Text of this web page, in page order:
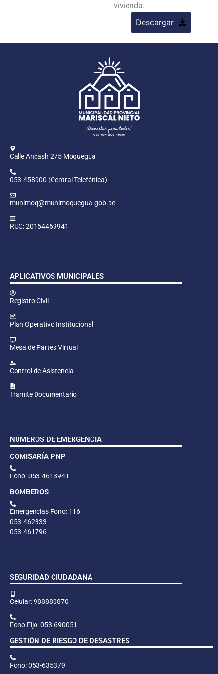
vivienda.
Descargar
Calle Ancash 275 Moquegua
053-458000 (Central Telefónica)
munimoq@munimoquegua.gob.pe
RUC: 20154469941
APLICATIVOS MUNICIPALES
Registro Civil
Plan Operativo Institucional
Mesa de Partes Virtual
Control de Asistencia
Trámite Documentario
NÚMEROS DE EMERGENCIA
COMISARÍA PNP
Fono: 053-4613941
BOMBEROS
Emergencias Fono: 116
053-462333
053-461796
SEGURIDAD CIUDADANA
Celular: 988880870
Fono Fijo: 053-690051
GESTIÓN DE RIESGO DE DESASTRES
Fono: 053-635379